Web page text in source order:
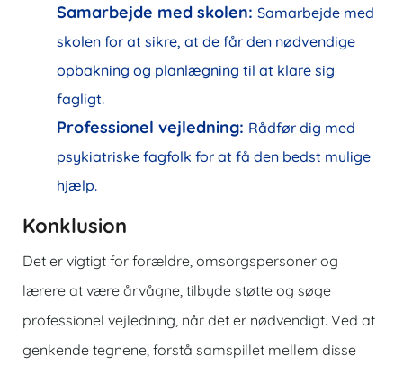
Samarbejde med skolen: Samarbejde med
skolen for at sikre, at de får den nødvendige
opbakning og planlægning til at klare sig
fagligt.
Professionel vejledning: Rådfør dig med
psykiatriske fagfolk for at få den bedst mulige
hjælp.
Konklusion
Det er vigtigt for forældre, omsorgspersoner og
lærere at være årvågne, tilbyde støtte og søge
professionel vejledning, når det er nødvendigt. Ved at
genkende tegnene, forstå samspillet mellem disse